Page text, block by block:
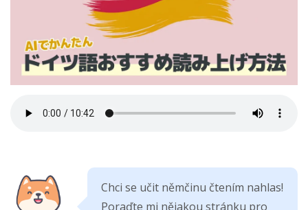
Chci se učit němčinu čtením nahlas!
Poraďte mi nějakou stránku pro